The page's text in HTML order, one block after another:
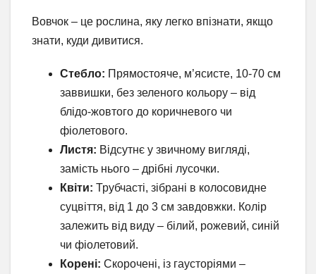
Вовчок – це рослина, яку легко впізнати, якщо
знати, куди дивитися.
Стебло: Прямостояче, м’ясисте, 10-70 см
заввишки, без зеленого кольору – від
блідо-жовтого до коричневого чи
фіолетового.
Листя: Відсутнє у звичному вигляді,
замість нього – дрібні лусочки.
Квіти: Трубчасті, зібрані в колосовидне
суцвіття, від 1 до 3 см завдовжки. Колір
залежить від виду – білий, рожевий, синій
чи фіолетовий.
Корені: Скорочені, із гаусторіями –